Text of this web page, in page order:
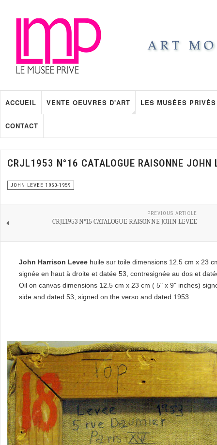
ACCUEIL VENTE OEUVRES D'ART LES MUSÉES PRIVÉS
CONTACT
CRJL1953 N°16 CATALOGUE RAISONNE JOHN
JOHN LEVEE 1950-1959
PREVIOUS ARTICLE
CRJL1953 N°15 CATALOGUE RAISONNE JOHN LEVEE
John Harrison Levee huile sur toile dimensions 12.5 cm x 23
signée en haut à droite et datée 53, contresignée au dos et
Oil on canvas dimensions 12.5 cm x 23 cm ( 5" x 9" inches)
side and dated 53, signed on the verso and dated 1953.